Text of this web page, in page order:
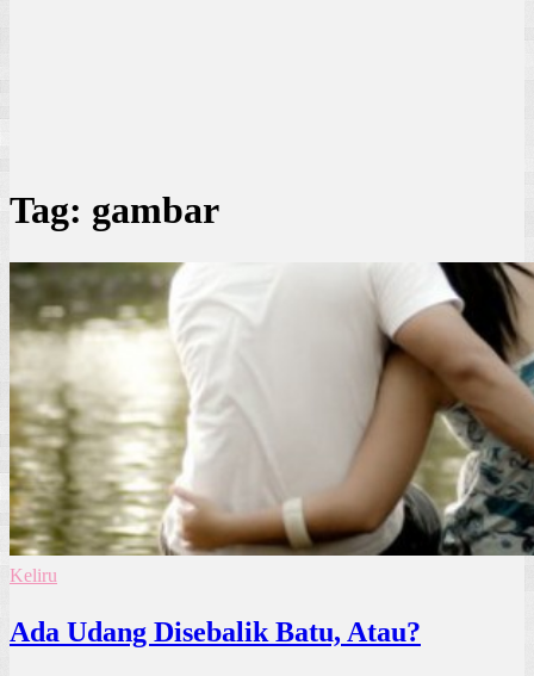
Tag: gambar
Keliru
Ada Udang Disebalik Batu, Atau?